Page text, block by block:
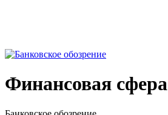
Финансовая сфера